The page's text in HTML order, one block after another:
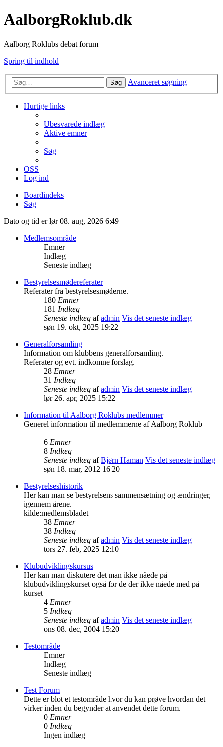
AalborgRoklub.dk
Aalborg Roklubs debat forum
Spring til indhold
Søg Avanceret søgning
Hurtige links
Ubesvarede indlæg
Aktive emner
Søg
OSS
Log ind
Boardindeks
Søg
Dato og tid er lør 08. aug, 2026 6:49
Medlemsområde
Emner
Indlæg
Seneste indlæg
Bestyrelsesmødereferater
Referater fra bestyrelsesmøderne.
180 Emner
181 Indlæg
Seneste indlæg afadmin Vis det seneste indlæg
søn 19. okt, 2025 19:22
Generalforsamling
Information om klubbens generalforsamling.
Referater og evt. indkomne forslag.
28 Emner
31 Indlæg
Seneste indlæg afadmin Vis det seneste indlæg
lør 26. apr, 2025 15:22
Information til Aalborg Roklubs medlemmer
Generel information til medlemmerne af Aalborg Roklub
6 Emner
8 Indlæg
Seneste indlæg afBjørn Haman Vis det seneste indlæg
søn 18. mar, 2012 16:20
Bestyrelseshistorik
Her kan man se bestyrelsens sammensætning og ændringer,
igennem årene.
kilde:medlemsbladet
38 Emner
38 Indlæg
Seneste indlæg afadmin Vis det seneste indlæg
tors 27. feb, 2025 12:10
Klubudviklingskursus
Her kan man diskutere det man ikke nåede på
klubudviklingskurset også for de der ikke nåede med på
kurset
4 Emner
5 Indlæg
Seneste indlæg afadmin Vis det seneste indlæg
ons 08. dec, 2004 15:20
Testområde
Emner
Indlæg
Seneste indlæg
Test Forum
Dette er blot et testområde hvor du kan prøve hvordan det
virker inden du begynder at anvendet dette forum.
0 Emner
0 Indlæg
Ingen indlæg